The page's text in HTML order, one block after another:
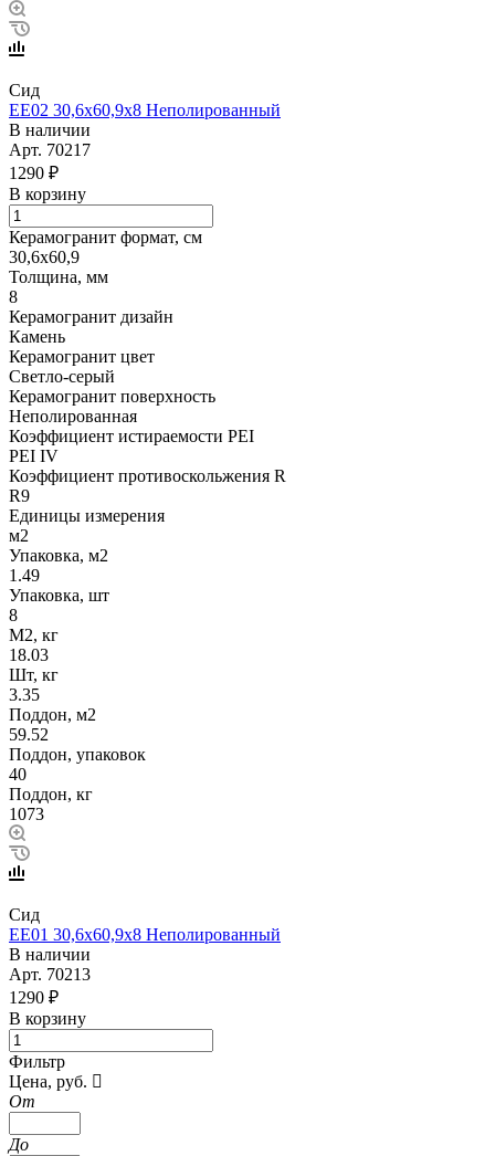
Сид
EE02 30,6х60,9х8 Неполированный
В наличии
Арт. 70217
1290 ₽
В корзину
Керамогранит формат, см
30,6х60,9
Толщина, мм
8
Керамогранит дизайн
Камень
Керамогранит цвет
Светло-серый
Керамогранит поверхность
Неполированная
Коэффициент истираемости PEI
PEI IV
Коэффициент противоскольжения R
R9
Единицы измерения
м2
Упаковка, м2
1.49
Упаковка, шт
8
М2, кг
18.03
Шт, кг
3.35
Поддон, м2
59.52
Поддон, упаковок
40
Поддон, кг
1073
Сид
EE01 30,6х60,9х8 Неполированный
В наличии
Арт. 70213
1290 ₽
В корзину
Фильтр
Цена, руб.
От
До